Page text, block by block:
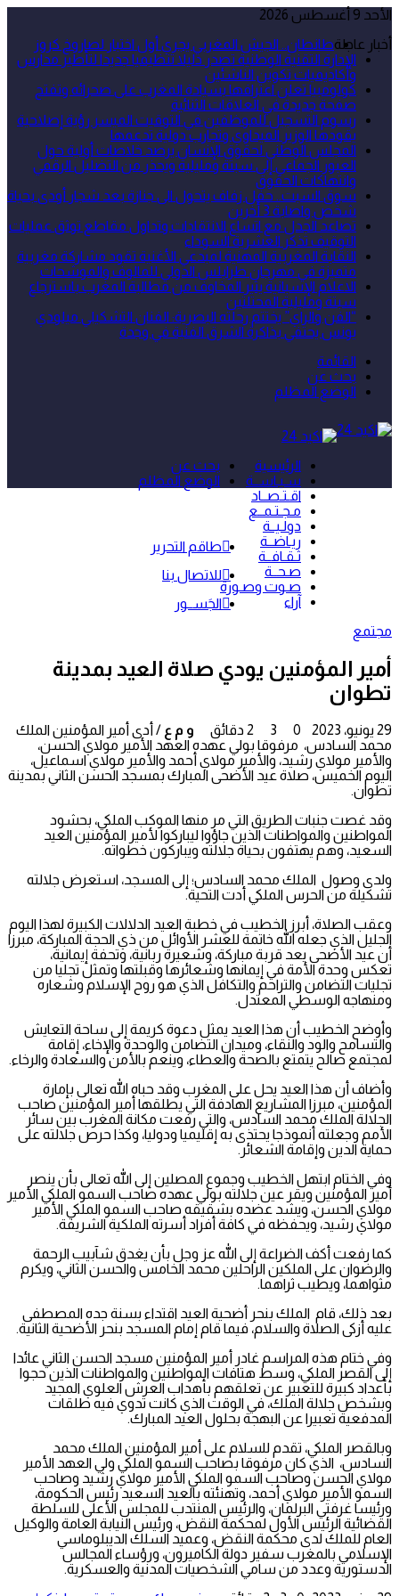
الأحد 9 أغسطس 2026
أخبار عاجلةطانطان.. الجيش المغربي يجري أول اختبار لصاروخ كروز
الإدارة التقنية الوطنية تصدر دليلا تنظيميا جديدا لتأطير مدارس
وأكاديميات تكوين الناشئين
كولومبيا تعلن اعترافها بسيادة المغرب على صحرائه وتفتح
صفحة جديدة في العلاقات الثنائية
رسوم التسجيل للموظفين في التوقيت الميسر رؤية إصلاحية
يقودها الوزير الميداوي وتجارب دولية تدعمها
المجلس الوطني لحقوق الإنسان يرصد خلاصات أولية حول
العبور الجماعي إلى سبتة ومليلية ويحذر من التضليل الرقمي
وانتهاكات الحقوق
سوق السبت.. حفل زفاف يتحول الى جنازة بعد شجار أودى بحياة
شخص واصابة 3 أخرين
تصاعد الجدل مع اتساع الانتقادات وتداول مقاطع توثق عمليات
التوقيف تذكر العشرية السوداء
النقابة المغربية المهنية لمبدعي الأغنية تقود مشاركة مغربية
متميزة في مهرجان طرابلس الدولي للمالوف والموشحات
الاعلام الإسبانية يثير المخاوف من مطالبة المغرب باسترجاع
سبتة ومليلية المحتلتين
“الفن والراي” يختتم رحلته البصرية: الفنان التشكيلي ميلودي
يونس يحتفي بذاكرة الشرق الفنية في وجدة
القائمة
بحث عن
الوضع المظلم
الرئيسية
سـيـاســة
اقـتـصــاد
مـجـتـمــع
دولـيــة
ريـاضــة
ثـقـافــة
صـحــة
صـوت وصـورة
آراء
بحث عن
الوضع المظلم
مجتمع
أمير المؤمنين يودي صلاة العيد بمدينة
تطوان
29 يونيو، 2023 0 2 دقائق و م ع / أدى أمير المؤمنين الملك
محمد السادس، مرفوقا بولي عهده العهد الأمير مولاي الحسن،
والأمير مولاي رشيد، والأمير مولاي أحمد والأمير مولاي اسماعيل،
اليوم الخميس، صلاة عيد الأضحى المبارك بمسجد الحسن الثاني بمدينة
تطوان.
وقد غصت جنبات الطريق التي مر منها الموكب الملكي، بحشود
المواطنين والمواطنات الذين جاؤوا ليباركوا لأمير المؤمنين العيد
السعيد، وهم يهتفون بحياة جلالته ويباركون خطواته.
ولدى وصول الملك محمد السادس؛ إلى المسجد، استعرض جلالته
تشكيلة من الحرس الملكي أدت التحية.
وعقب الصلاة، أبرز الخطيب في خطبة العيد الدلالات الكبيرة لهذا اليوم
الجليل الذي جعله الله خاتمة للعشر الأوائل من ذي الحجة المباركة، مبرزا
أن عيد الأضحى يعد قربة مباركة، وشعيرة ربانية، وتحفة إيمانية،
تعكس وحدة الأمة في إيمانها وشعائرها وقبلتها وتمثل تجليا من
تجليات التضامن والتراحم والتكافل الذي هو روح الإسلام وشعاره
ومنهاجه الوسطي المعتدل.
وأوضح الخطيب أن هذا العيد يمثل دعوة كريمة إلى ساحة التعايش
والتسامح والود والنقاء، وميدان التضامن والوحدة والإخاء، إقامة
لمجتمع صالح يتمتع بالصحة والعطاء، وينعم بالأمن والسعادة والرخاء.
وأضاف أن هذا العيد يحل على المغرب وقد حباه الله تعالى بإمارة
المؤمنين، مبرزا المشاريع الهادفة التي يطلقها أمير المؤمنين صاحب
الجلالة الملك محمد السادس، والتي رفعت مكانة المغرب بين سائر
الأمم وجعلته أنموذجا يحتذى به إقليميا ودوليا، وكذا حرص جلالته على
حماية الدين وإقامة الشعائر.
وفي الختام ابتهل الخطيب وجموع المصلين إلى الله تعالى بأن ينصر
أمير المؤمنين ويقر عين جلالته بولي عهده صاحب السمو الملكي الأمير
مولاي الحسن، ويشد عضده بشقيقه صاحب السمو الملكي الأمير
مولاي رشيد، ويحفظه في كافة أفراد أسرته الملكية الشريفة.
كما رفعت أكف الضراعة إلى الله عز وجل بأن يغدق شآبيب الرحمة
والرضوان على الملكين الراحلين محمد الخامس والحسن الثاني، ويكرم
مثواهما، ويطيب ثراهما.
بعد ذلك، قام الملك بنحر أضحية العيد اقتداء بسنة جده المصطفى
عليه أزكى الصلاة والسلام، فيما قام إمام المسجد بنحر الأضحية الثانية.
وفي ختام هذه المراسم غادر أمير المؤمنين مسجد الحسن الثاني عائدا
إلى القصر الملكي، وسط هتافات المواطنين والمواطنات الذين حجوا
بأعداد كبيرة للتعبير عن تعلقهم بأهداب العرش العلوي المجيد
وبشخص جلالة الملك، في الوقت الذي كانت تدوي فيه طلقات
المدفعية تعبيرا عن البهجة بحلول العيد المبارك.
وبالقصر الملكي، تقدم للسلام على أمير المؤمنين الملك محمد
السادس، الذي كان مرفوقا بصاحب السمو الملكي ولي العهد الأمير
مولاي الحسن وصاحب السمو الملكي الأمير مولاي رشيد وصاحب
السمو الأمير مولاي أحمد، وتهنئته بالعيد السعيد رئيس الحكومة،
ورئيسا غرفتي البرلمان، والرئيس المنتدب للمجلس الأعلى للسلطة
القضائية الرئيس الأول لمحكمة النقض، ورئيس النيابة العامة والوكيل
العام للملك لدى محكمة النقض، وعميد السلك الديبلوماسي
الإسلامي بالمغرب سفير دولة الكاميرون، ورؤساء المجالس
الدستورية وعدد من سامي الشخصيات المدنية والعسكرية.
طاقم التحرير
للاتصال بنا
الجَســور